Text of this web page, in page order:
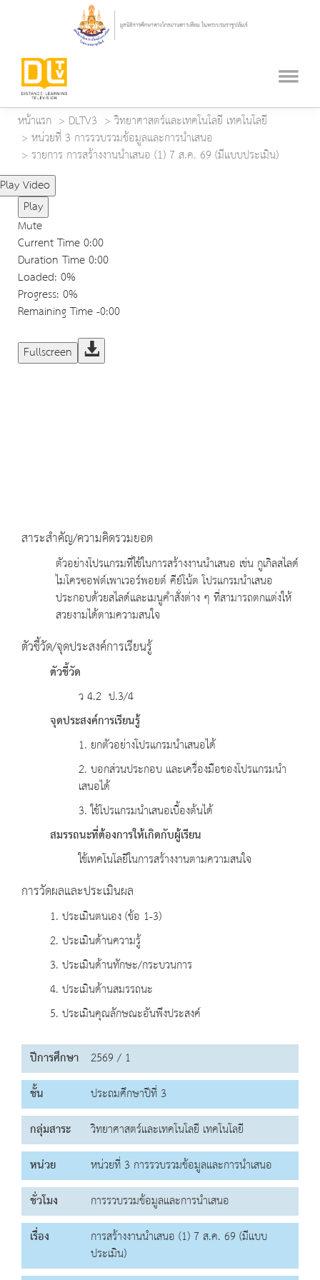
หน้าแรก DLTV3
วิทยาศาสตร์และเทคโนโลยี เทคโนโลยี
หน่วยที่ 3 การรวบรวมข้อมูลและการนำเสนอ
รายการ การสร้างงานนำเสนอ (1) 7 ส.ค. 69 (มีแบบประเมิน)
Play Video
Play
Mute
Current Time0:00
Duration Time0:00
Loaded: 0%
Progress: 0%
Remaining Time-0:00
Fullscreen
สาระสำคัญ/ความคิดรวมยอด
ตัวอย่างโปรแกรมที่ใช้ในการสร้างงานนำเสนอ เช่น กูเกิลสไลด์
ไมโครซอฟต์เพาเวอร์พอยต์ คีย์โน้ต โปรแกรมนำเสนอ
ประกอบด้วยสไลด์และเมนูคำสั่งต่าง ๆ ที่สามารถตกแต่งให้
สวยงามได้ตามความสนใจ
ตัวชี้วัด/จุดประสงค์การเรียนรู้
ตัวชี้วัด
ว 4.2 ป.3/4
จุดประสงค์การเรียนรู้
1. ยกตัวอย่างโปรแกรมนำเสนอได้
2. บอกส่วนประกอบ และเครื่องมือของโปรแกรมนำ
เสนอได้
3. ใช้โปรแกรมนำเสนอเบื้องต้นได้
สมรรถนะที่ต้องการให้เกิดกับผู้เรียน
ใช้เทคโนโลยีในการสร้างงานตามความสนใจ
การวัดผลและประเมินผล
1. ประเมินตนเอง (ข้อ 1-3)
2. ประเมินด้านความรู้
3. ประเมินด้านทักษะ/กระบวนการ
4. ประเมินด้านสมรรถนะ
5. ประเมินคุณลักษณะอันพึงประสงค์
ปีการศึกษา 2569 / 1
ชั้น
ประถมศึกษาปีที่ 3
กลุ่มสาระ
วิทยาศาสตร์และเทคโนโลยี เทคโนโลยี
หน่วย
หน่วยที่ 3 การรวบรวมข้อมูลและการนำเสนอ
ชั่วโมง
การรวบรวมข้อมูลและการนำเสนอ
เรื่อง
การสร้างงานนำเสนอ (1) 7 ส.ค. 69 (มีแบบ
ประเมิน)